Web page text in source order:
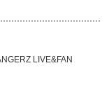
LIVE&FAN